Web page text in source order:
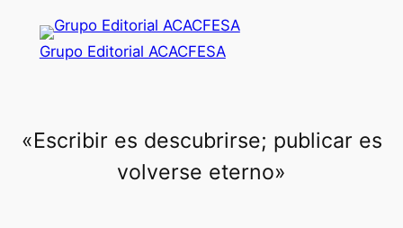
contenido
Grupo Editorial ACACFESA
«Escribir es descubrirse; publicar es
volverse eterno»